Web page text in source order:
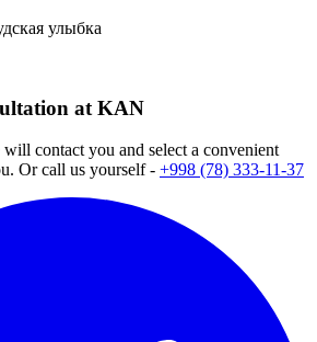
улыбка
at KAN
contact you and select a convenient
Or call us yourself - +998 (78) 333-11-37